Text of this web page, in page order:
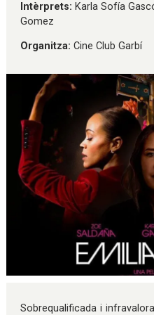
Intèrprets: Karla Sofía
Gomez
Organitza: Cine Club Garbí
Sobrequalificada i